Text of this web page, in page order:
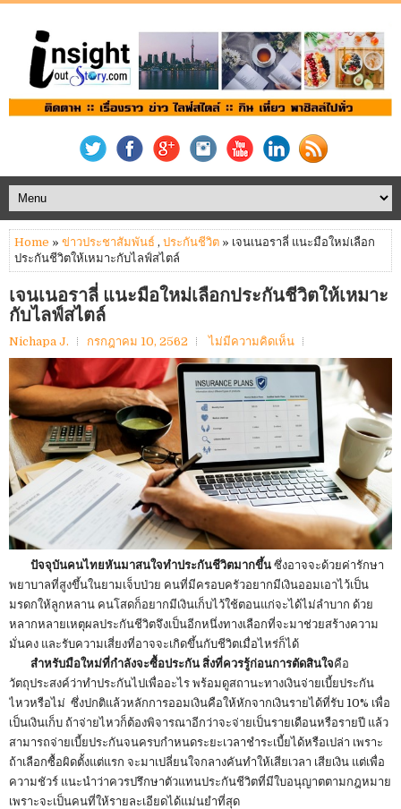
Home » ข่าวประชาสัมพันธ์ , ประกันชีวิต » เจนเนอราลี่ แนะมือใหม่เลือก
ประกันชีวิตให้เหมาะกับไลฟ์สไตล์
เจนเนอราลี่ แนะมือใหม่เลือกประกันชีวิตให้เหมาะ
กับไลฟ์สไตล์
Nichapa J. กรกฎาคม 10, 2562 ไม่มีความคิดเห็น
ปัจจุบันคนไทยหันมาสนใจทำประกันชีวิตมากขึ้น ซึ่งอาจจะด้วยค่ารักษา
พยาบาลที่สูงขึ้นในยามเจ็บป่วย คนที่มีครอบครัวอยากมีเงินออมเอาไว้เป็น
มรดกให้ลูกหลาน คนโสดก็อยากมีเงินเก็บไว้ใช้ตอนแก่จะได้ไม่ลำบาก ด้วย
หลากหลายเหตุผลประกันชีวิตจึงเป็นอีกหนึ่งทางเลือกที่จะมาช่วยสร้างความ
มั่นคง และรับความเสี่ยงที่อาจจะเกิดขึ้นกับชีวิตเมื่อไหร่ก็ได้
สำหรับมือใหม่ที่กำลังจะซื้อประกัน สิ่งที่ควรรู้ก่อนการตัดสินใจคือ
วัตถุประสงค์ว่าทำประกันไปเพื่ออะไร พร้อมดูสถานะทางเงินจ่ายเบี้ยประกัน
ไหวหรือไม่ ซึ่งปกติแล้วหลักการออมเงินคือให้หักจากเงินรายได้ที่รับ 10% เพื่อ
เป็นเงินเก็บ ถ้าจ่ายไหวก็ต้องพิจารณาอีกว่าจะจ่ายเป็นรายเดือนหรือรายปี แล้ว
สามารถจ่ายเบี้ยประกันจนครบกำหนดระยะเวลาชำระเบี้ยได้หรือเปล่า เพราะ
ถ้าเลือกซื้อผิดตั้งแต่แรก จะมาเปลี่ยนใจกลางคันทำให้เสียเวลา เสียเงิน แต่เพื่อ
ความชัวร์ แนะนำว่าควรปรึกษาตัวแทนประกันชีวิตที่มีใบอนุญาตตามกฎหมาย
เพราะจะเป็นคนที่ให้รายละเอียดได้แม่นยำที่สุด